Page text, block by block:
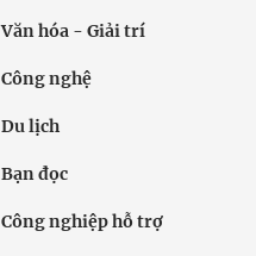
Văn hóa - Giải trí
Công nghệ
Du lịch
Bạn đọc
Công nghiệp hỗ trợ